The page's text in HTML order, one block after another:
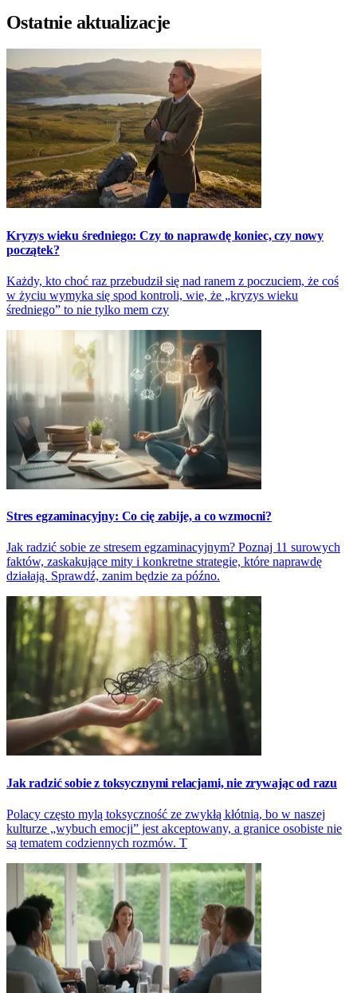
Ostatnie aktualizacje
Kryzys wieku średniego: Czy to naprawdę koniec, czy nowy
początek?
Każdy, kto choć raz przebudził się nad ranem z poczuciem, że coś
w życiu wymyka się spod kontroli, wie, że „kryzys wieku
średniego” to nie tylko mem czy
Stres egzaminacyjny: Co cię zabije, a co wzmocni?
Jak radzić sobie ze stresem egzaminacyjnym? Poznaj 11 surowych
faktów, zaskakujące mity i konkretne strategie, które naprawdę
działają. Sprawdź, zanim będzie za późno.
Jak radzić sobie z toksycznymi relacjami, nie zrywając od razu
Polacy często mylą toksyczność ze zwykłą kłótnią, bo w naszej
kulturze „wybuch emocji” jest akceptowany, a granice osobiste nie
są tematem codziennych rozmów. T